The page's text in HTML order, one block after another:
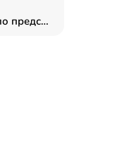
Руководство «СВОИ» попросило председателя СКР дать правовую оценку обысков в тыловом штабе